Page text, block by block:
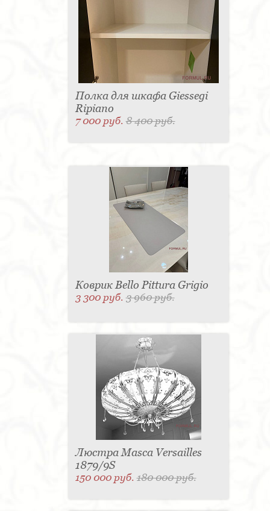
Полка для шкафа Giessegi
Ripiano
7 000 руб.8 400 руб.
Коврик Bello Pittura Grigio
3 300 руб.3 960 руб.
Люстра Masca Versailles
1879/9S
150 000 руб.180 000 руб.